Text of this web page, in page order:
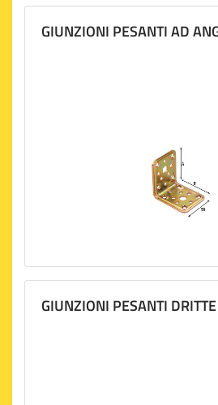
GIUNZIONI PESANTI AD
GIUNZIONI PESANTI